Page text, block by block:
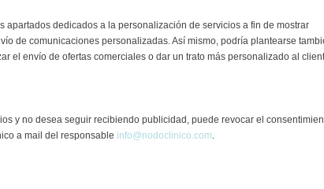
dedicados a la personalización de servicios a fin de mostrar
de comunicaciones personalizadas. Así mismo, podría plantearse
el envío de ofertas comerciales o dar un trato más personalizado al
y no desea seguir recibiendo publicidad, puede revocar el
a mail del responsable info@nodoclinico.com.